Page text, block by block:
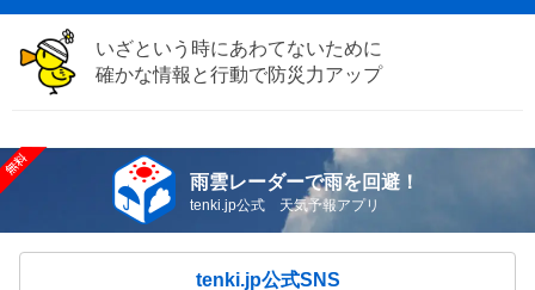
いざという時にあわてないために
確かな情報と行動で防災力アップ
雨雲レーダーで雨を回避！
tenki.jp公式 天気予報アプリ
tenki.jp公式SNS